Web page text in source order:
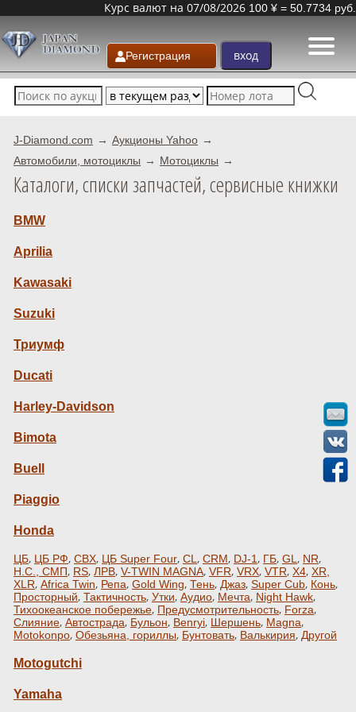
Курс валют на 07/08/2026 100 ¥ = 50.7734 руб.
Регистрация
J-Diamond.com
Аукционы Yahoo
Автомобили, мотоциклы
Мотоциклы
Каталоги, списки запчастей, сервисные книжки
BMW
Aprilia
Kawasaki
Suzuki
Триумф
Ducati
Harley-Davidson
Bimota
Buell
Piaggio
Honda
ЦБ, ЦБ РФ, CBX, ЦБ Super Four, CL , CRM, DJ-1, ГБ, GL , NR,
Н.С., СМП, RS, ЛРВ, V-TWIN MAGNA, VFR, VRX, VTR, X4, XR,
XLR, Africa Twin, Репа, Gold Wing, Тень, Джаз, Super Cub, Конь,
Просторный, Тактичность, Утки, Аудио, Мечта, Night Hawk,
Тихоокеанское побережье, Предусмотрительность, Forza,
Слияние, Автострада, Бульон, Benryi, Шершень, Magna,
Motokonpo, Обезьяна, гориллы, Бунтовать, Валькирия, Другой
Motogutchi
Yamaha